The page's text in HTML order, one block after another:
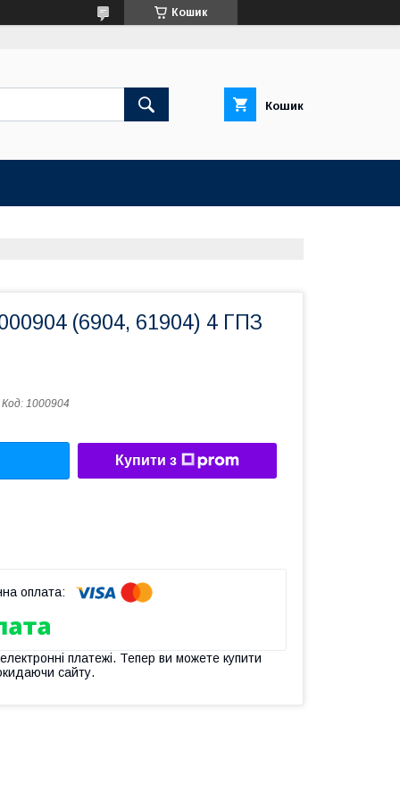
Кошик
Кошик
(6904, 61904) 4 ГПЗ
Код: 1000904
Купити з
платежі. Тепер ви можете купити
сайту.